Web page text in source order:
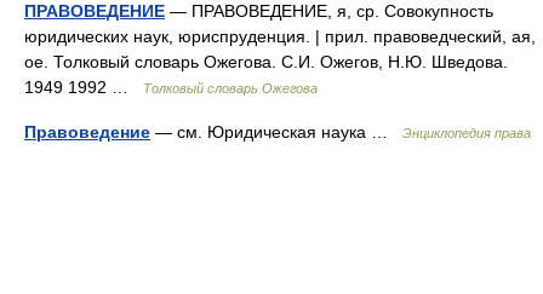
ПРАВОВЕДЕНИЕ — ПРАВОВЕДЕНИЕ, я, ср. Совокупность
юридических наук, юриспруденция. | прил. правоведческий, ая,
ое. Толковый словарь Ожегова. С.И. Ожегов, Н.Ю. Шведова.
1949 1992 …
Толковый словарь Ожегова
Правоведение — см. Юридическая наука … Энциклопедия права